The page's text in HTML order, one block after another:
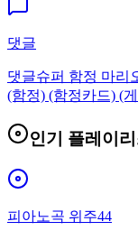
댓글
댓글슈퍼 함정 마리
(함정) (함정카드) (
인기 플레이
피아노곡 위주44